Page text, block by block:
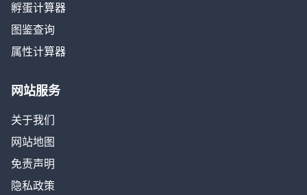
孵蛋计算器
图鉴查询
属性计算器
网站服务
关于我们
网站地图
免责声明
隐私政策